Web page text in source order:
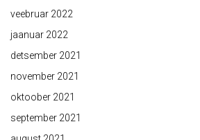
veebruar 2022
jaanuar 2022
detsember 2021
november 2021
oktoober 2021
september 2021